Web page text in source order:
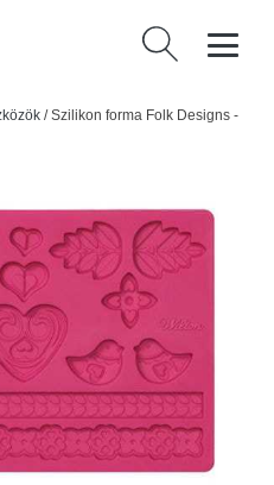
Keresés:
/Szilikon forma Folk Designs -